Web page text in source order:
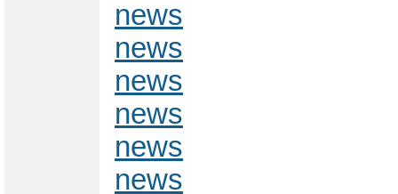
news
news
news
news
news
news